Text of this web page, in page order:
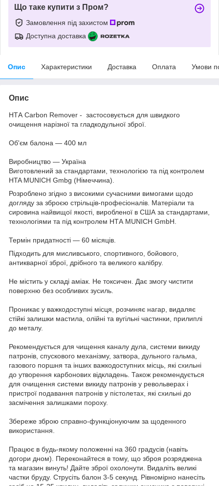
Що таке купити з Пром?
Замовлення під захистом
Доступна доставка
Опис Характеристики Доставка Оплата Умови
Опис
НТА Carbon Remover - застосовується для швидкого
очищення нарізної та гладкодульної зброї.
Об'єм балона — 400 мл
Виробництво — Україна
Виготовлений за стандартами, технологією та під контролем
HTA MUNICH Gmbg (Німеччина).
Розроблено згідно з високими сучасними вимогами щодо
догляду за зброєю стрільців-професіоналів. Матеріали та
сировина найвищої якості, виробленої в США за стандартами,
технологіями та під контролем НТА MUNICH GmbH.
Термін придатності — 60 місяців.
Підходить для мисливського, спортивного, бойового,
антикварної зброї, дрібного та великого калібру.
Не містить у складі аміак. Не токсичен. Дає змогу чистити
поверхню без особливих зусиль.
Проникає у важкодоступні місця, розчиняє нагар, видаляє
стійкі залишки мастила, олійні та вугільні частинки, прилиплі
до металу.
Рекомендується для чищення каналу дула, системи викиду
патронів, спускового механізму, затвора, дульного гальма,
газового поршня та інших важкодоступних місць, які схильні
до утворення карбонових відкладень. Також рекомендується
для очищення системи викиду патронів у револьверах і
пристрої подавання патронів у пістолетах, які схильні до
засмічення залишками пороху.
Збереже зброю справно-функціонуючим за щоденного
використання.
Працює в будь-якому положенні на 360 градусів (навіть
догори дном). Переконайтеся в тому, що зброя розряджена
та магазин винуть! Дайте зброї охолонути. Видаліть великі
частки бруду. Струсіть балон 3-5 секунд. Рівномірно нанесіть